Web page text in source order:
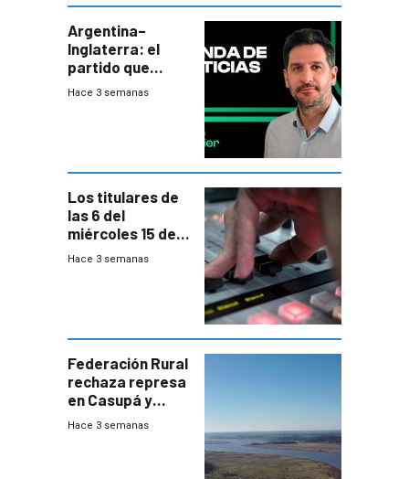
departamental
Argentina–
Inglaterra: el
partido que
nunca termina
Hace 3 semanas
Los titulares de
las 6 del
miércoles 15 de
julio de 2026
Hace 3 semanas
Federación Rural
rechaza represa
en Casupá y
firma demanda
Hace 3 semanas